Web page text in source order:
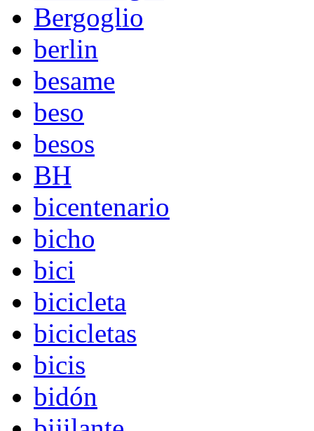
Bergoglio
berlin
besame
beso
besos
BH
bicentenario
bicho
bici
bicicleta
bicicletas
bicis
bidón